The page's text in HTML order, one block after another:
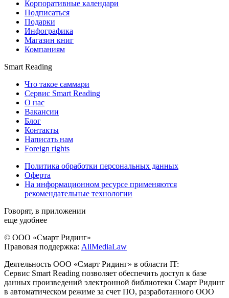
Корпоративные календари
Подписаться
Подарки
Инфографика
Магазин книг
Компаниям
Smart Reading
Что такое саммари
Сервис Smart Reading
О нас
Вакансии
Блог
Контакты
Написать нам
Foreign rights
Политика обработки персональных данных
Оферта
На информационном ресурсе применяются
рекомендательные технологии
Говорят, в приложении
еще удобнее
© ООО «Смарт Ридинг»
Правовая поддержка: AllMediaLaw
Деятельность ООО «Смарт Ридинг» в области IT:
Сервис Smart Reading позволяет обеспечить доступ к базе
данных произведений электронной библиотеки Смарт Ридинг
в автоматическом режиме за счет ПО, разработанного ООО